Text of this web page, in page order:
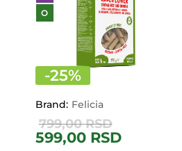
O
-25%
Brand: Felicia
599,00 RSD
799,00RSD